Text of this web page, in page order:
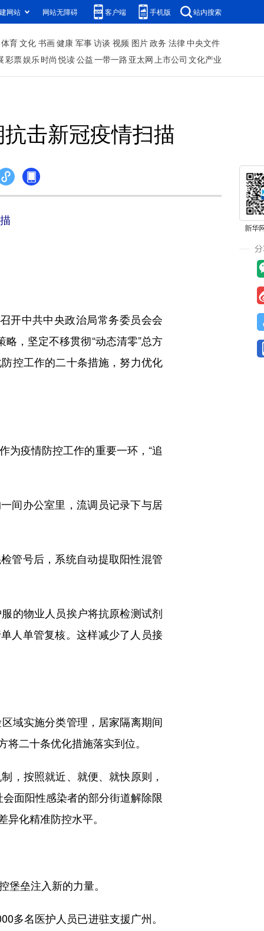
网站 网站无障碍 客户端 手机版 站内搜索
体育文化 书画健康 军事访谈 视频 图片政务 法律中央文件
彩票娱乐时尚 悦读公益一带一路 亚太网上市公司 文化产业
击新冠疫情扫描
中共中央政治局常务委员会会
，坚定不移贯彻“动态清零”总方
控工作的二十条措施，努力优化
疫情防控工作的重要一环，“追
间办公室里，流调员记录下与居
管号后，系统自动提取阳性混管
的物业人员挨户将抗原检测试剂
人单管复核。这样减少了人员接
域实施分类管理，居家隔离期间
二十条优化措施落实到位。
按照就近、就便、就快原则，
面阳性感染者的部分街道解除限
化精准防控水平。
垒注入新的力量。
名医护人员已进驻支援广州。